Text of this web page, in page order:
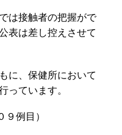
は接触者の把握がで
表は差し控えさせて
に、保健所において
っています。
例目）